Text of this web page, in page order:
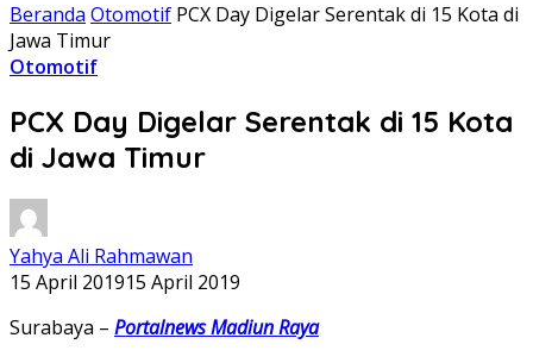
Beranda Otomotif PCX Day Digelar Serentak di 15 Kota di
Jawa Timur
Otomotif
PCX Day Digelar Serentak di 15 Kota
di Jawa Timur
Yahya Ali Rahmawan
15 April 201915 April 2019
Surabaya – Portalnews Madiun Raya